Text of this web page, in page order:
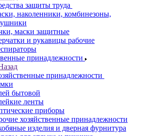
защиты труда
наколенники, комбинезоны,
маски защитные
и рукавицы рабочие
принадлежности
принадлежности
бытовой
ленты
приборы
хозяйственные принадлежности
изделия и дверная фурнитура